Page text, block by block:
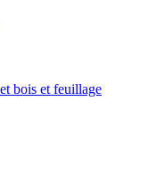
bois et feuillage